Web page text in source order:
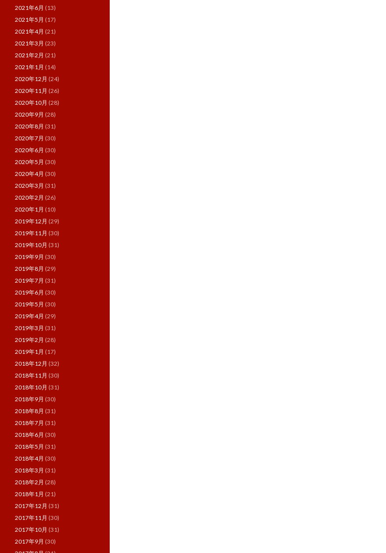
2021年6月 (13)
2021年5月 (17)
2021年4月 (21)
2021年3月 (23)
2021年2月 (21)
2021年1月 (14)
2020年12月 (24)
2020年11月 (26)
2020年10月 (28)
2020年9月 (28)
2020年8月 (31)
2020年7月 (30)
2020年6月 (30)
2020年5月 (30)
2020年4月 (30)
2020年3月 (31)
2020年2月 (26)
2020年1月 (10)
2019年12月 (29)
2019年11月 (30)
2019年10月 (31)
2019年9月 (30)
2019年8月 (29)
2019年7月 (31)
2019年6月 (30)
2019年5月 (30)
2019年4月 (29)
2019年3月 (31)
2019年2月 (28)
2019年1月 (17)
2018年12月 (32)
2018年11月 (30)
2018年10月 (31)
2018年9月 (30)
2018年8月 (31)
2018年7月 (31)
2018年6月 (30)
2018年5月 (31)
2018年4月 (30)
2018年3月 (31)
2018年2月 (28)
2018年1月 (21)
2017年12月 (31)
2017年11月 (30)
2017年10月 (31)
2017年9月 (30)